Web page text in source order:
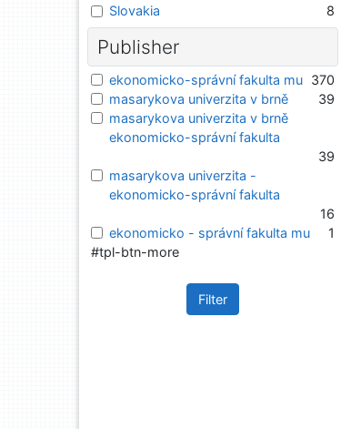
Slovakia
8
Publisher
ekonomicko-správní fakulta mu 370
masarykova univerzita v brně
39
masarykova univerzita v brně
ekonomicko-správní fakulta
39
masarykova univerzita -
ekonomicko-správní fakulta
16
ekonomicko - správní fakulta mu
1
#tpl-btn-more
Filter